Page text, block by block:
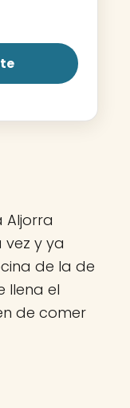
Aljorra
y ya
de la de
llena el
de comer